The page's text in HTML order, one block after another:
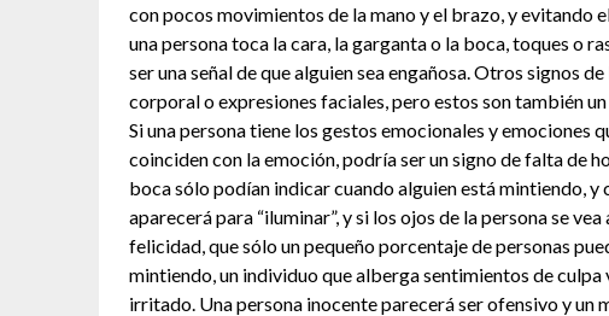
con pocos movimientos de la mano y el brazo, y evitando
una persona toca la cara, la garganta o la boca, toques o
ser una señal de que alguien sea engañosa. Otros signos
corporal o expresiones faciales, pero estos son también
Si una persona tiene los gestos emocionales y emociones
coinciden con la emoción, podría ser un signo de falta de
boca sólo podían indicar cuando alguien está mintiendo,
aparecerá para “iluminar”, y si los ojos de la persona se
felicidad, que sólo un pequeño porcentaje de personas
mintiendo, un individuo que alberga sentimientos de
irritado. Una persona inocente parecerá ser ofensivo y